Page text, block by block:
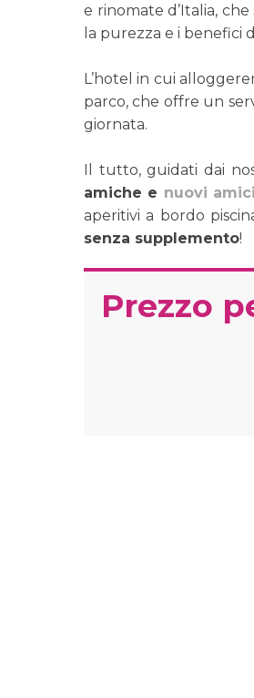
e rinomate d’Italia,
la purezza e i benefici
L’hotel in cui
parco, che offre un
giornata.
Il tutto, guidati dai
amiche e nuovi
aperitivi a bordo
senza supplemento!
Prezzo